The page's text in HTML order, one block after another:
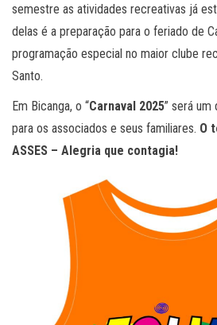
semestre as atividades recreativas já
delas é a preparação para o feriado de
programação especial no maior clube
Santo.
Em Bicanga, o “Carnaval 2025” será um
para os associados e seus familiares. O
ASSES – Alegria que contagia!